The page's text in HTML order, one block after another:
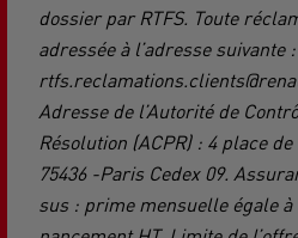
dossier par RTFS. Toute
adressée à l’adresse suivante :
Adresse de l’Autorité de
Résolution (ACPR) : 4 place
75436 -Paris Cedex 09.
sus : prime mensuelle égale